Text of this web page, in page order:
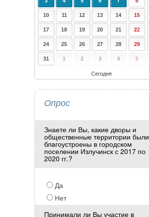
10 11 12 13 14 15
17 18 19 20 21 22
24 25 26 27 28 29
31 1 2 3 4 5
Сегодня
Опрос
Знаете ли Вы, какие дворы и
общественные территории были
благоустроены в городском
поселении Излучинск с 2017 по
2020 гг.?
Да
Нет
Принимали ли Вы участие в